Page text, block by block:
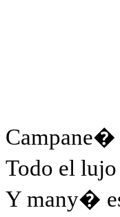
Campane�
Todo el
Y many�